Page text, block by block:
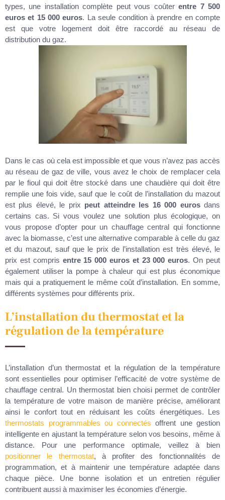
types, une installation complète peut vous coûterentre 7 500
euros et 15 000 euros. La seule condition à prendre en compte
est que votre logement doit être raccordé au réseau de
distribution du gaz.
Dans le cas où cela est impossible et que vous n’avez pas accès
au réseau de gaz de ville, vous avez le choix de remplacer cela
par le fioul qui doit être stocké dans une chaudière qui doit être
remplie une fois vide, sauf que le coût de l’installation du mazout
est plus élevé, le prix peut atteindre les 16 000 eurosdans
certains cas. Si vous voulez une solution plus écologique, on
vous propose d’opter pour un chauffage central qui fonctionne
avec la biomasse, c’est une alternative comparable à celle du gaz
et du mazout, sauf que le prix de l’installation est très élevé, le
prix est compris entre 15 000 euros et 23 000 euros. On peut
également utiliser la pompe à chaleur qui est plus économique
mais qui a pratiquement le même coût d’installation. En somme,
différents systèmes pour différents prix.
L’installation du thermostat et la
régulation de la température
L’installation d’un thermostat et la régulation de la température
sont essentielles pour optimiser l’efficacité de votre système de
chauffage central. Un thermostat bien choisi permet de contrôler
la température de votre maison de manière précise, améliorant
ainsi le confort tout en réduisant les coûts énergétiques. Les
thermostats programmables ou connectés offrent une gestion
intelligente en ajustant la température selon vos besoins, même à
distance. Pour une performance optimale, veillez à bien
positionner le thermostat, à profiter des fonctionnalités de
programmation, et à maintenir une température adaptée dans
chaque pièce. Une bonne isolation et un entretien régulier
contribuent aussi à maximiser les économies d’énergie.